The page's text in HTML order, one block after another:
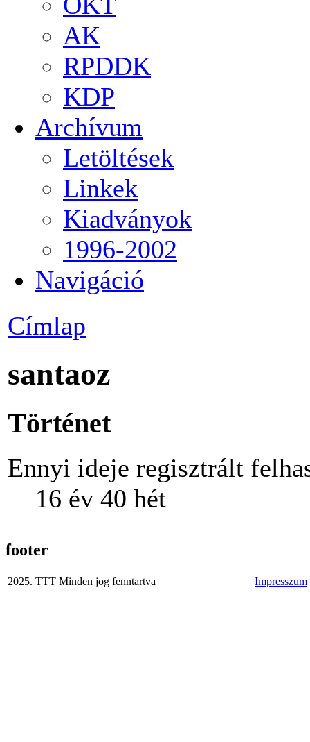
AK
RPDDK
KDP
Archívum
Letöltések
Linkek
Kiadványok
1996-2002
Navigáció
Címlap
santaoz
Történet
Ennyi ideje regisztrált
16 év 40 hét
footer
2025. TTT Minden jog fenntartva Impresszum